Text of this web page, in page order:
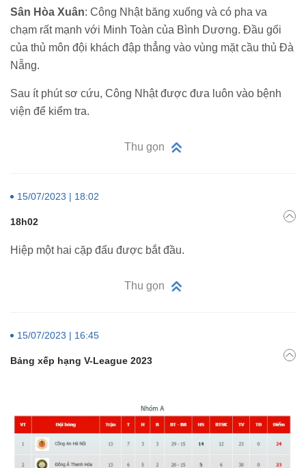
Sân Hòa Xuân: Công Nhật băng xuống và có pha va
chạm rất mạnh với Minh Toàn của Bình Dương. Đầu gối
của thủ môn đội khách đập thẳng vào vùng mặt cầu thủ Đà
Nẵng.
Sau ít phút sơ cứu, Công Nhật được đưa luôn vào bệnh
viện để kiểm tra.
Thu gọn
15/07/2023 | 18:02
18h02
Hiệp một hai cặp đấu được bắt đầu.
Thu gọn
15/07/2023 | 16:45
Bảng xếp hạng V-League 2023